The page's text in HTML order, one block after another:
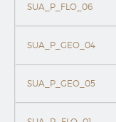
SUA_P_FLO_06
SUA_P_GEO_04
SUA_P_GEO_05